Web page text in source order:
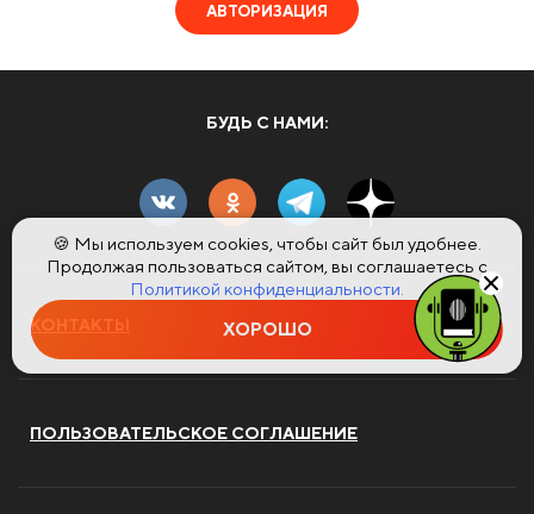
АВТОРИЗАЦИЯ
БУДЬ С НАМИ:
КОНТАКТЫ
ПОЛЬЗОВАТЕЛЬСКОЕ СОГЛАШЕНИЕ
🍪 Мы используем cookies, чтобы сайт был удобнее.
Продолжая пользоваться сайтом, вы соглашаетесь с
Политикой конфиденциальности.
ХОРОШО